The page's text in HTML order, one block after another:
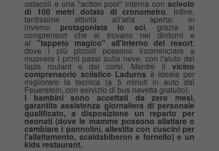
ostacoli e una "action pool" interna con scivolo
di 100 metri dotato di cronometro. Infine,
tantissime attività all'aria aperta: in
inverno protagonista lo sci, grazie ai
comprensori che si trovano nei dintorni e
al "tappeto magico" all'interno del resort,
dove i più piccoli possono incominciare a
muovere i primi passi sulla neve, con l'aiuto del
tapis roulant e dei corsi. Mentre il vicino
comprensorio sciistico Ladurns è ideale per
migliorare la tecnica (a 5 minuti in auto dal
Feuerstein, con servizio di bus navetta gratuito).
I bambini sono accettati da zero mesi,
garantita assistenza giornaliera di personale
qualificato, a disposizione un reparto per
neonati (dove le mamme possono allattare o
cambiare i pannolini, allestita con cuscini per
l'allattamento, scaldabiberon e fornello) e un
kids restaurant.